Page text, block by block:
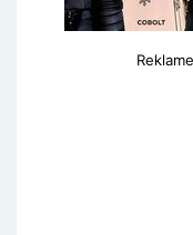
Reklame